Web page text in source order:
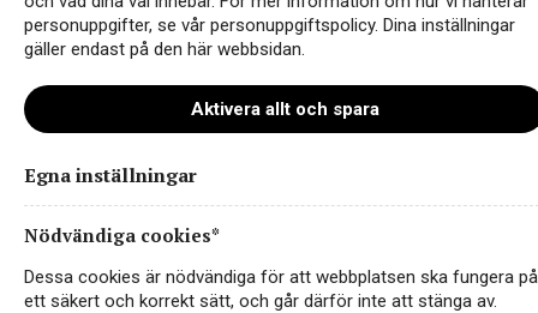
personuppgifter, se vår personuppgiftspolicy. Dina inställningar
gäller endast på den här webbsidan.
Aktivera allt och spara
Egna inställningar
Nödvändiga cookies*
Dessa cookies är nödvändiga för att webbplatsen ska fungera på
ett säkert och korrekt sätt, och går därför inte att stänga av.